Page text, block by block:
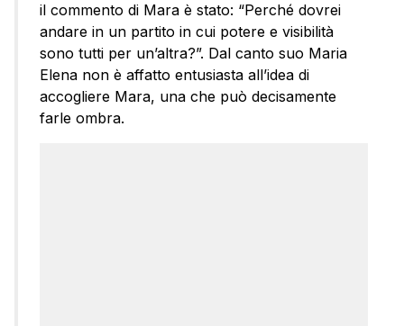
il commento di Mara è stato: “Perché dovrei
andare in un partito in cui potere e visibilità
sono tutti per un’altra?”. Dal canto suo Maria
Elena non è affatto entusiasta all’idea di
accogliere Mara, una che può decisamente
farle ombra.